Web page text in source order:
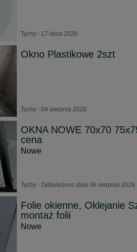
Tychy - 17 lipca 2026
Okno Plastikowe 2szt
Tychy - 04 sierpnia 2026
OKNA NOWE 70x70
cena
Nowe
Tychy - Odświeżono dnia 06 sierpnia 2026
Folie okienne, Oklejanie
montaż folii
Nowe